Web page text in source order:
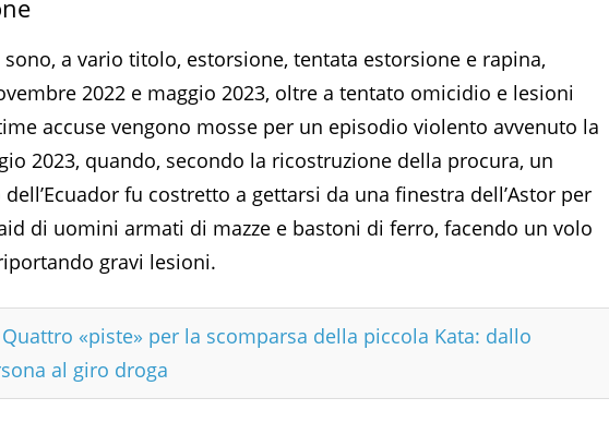
a vario titolo, estorsione, tentata estorsione e rapina,
2022 e maggio 2023, oltre a tentato omicidio e lesioni
accuse vengono mosse per un episodio violento avvenuto la
2023, quando, secondo la ricostruzione della procura, un
fu costretto a gettarsi da una finestra dell’Astor per
di uomini armati di mazze e bastoni di ferro, facendo un volo
gravi lesioni.
Quattro «piste» per la scomparsa della piccola Kata: dallo
al giro droga